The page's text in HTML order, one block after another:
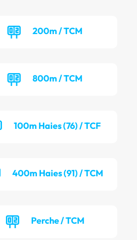
200m / TCM
800m / TCM
100m Haies (76) / TCF
400m Haies (91) / TCM
Perche / TCM